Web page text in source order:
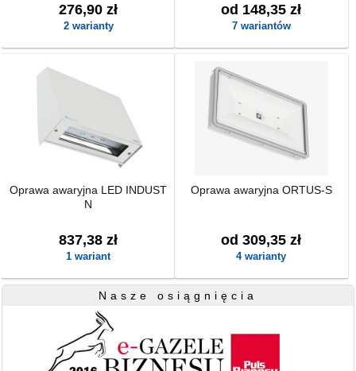
276,90 zł
2 warianty
od 148,35 zł
7 wariantów
Oprawa awaryjna LED INDUST
N
837,38 zł
1 wariant
Oprawa awaryjna ORTUS-S
od 309,35 zł
4 warianty
Nasze osiągnięcia